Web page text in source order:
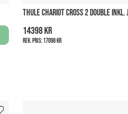
THULE CHARIOT CROSS 2 DOUBLE INKL.
14398 kr
Rek. pris:17098 kr